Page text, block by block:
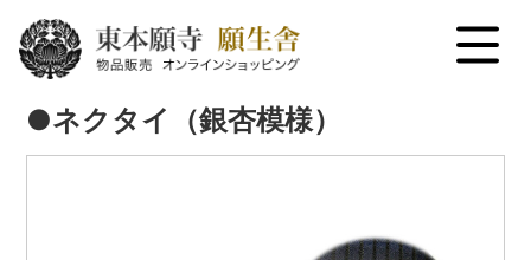
menu
●ネクタイ（銀杏模様）